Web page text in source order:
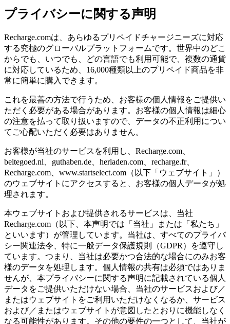
プライバシーに関する声明
Recharge.comは、あらゆるプリペイドチャージニーズに対応
する究極のグローバルプラットフォームです。世界中のどこ
からでも、いつでも、どの言語でも利用可能で、複数の通貨
に対応しているため、16,000種類以上のプリペイド商品を非
常に簡単に購入できます。
これを最善の方法で行うため、お客様の個人情報をご提供い
ただく必要がある場合があります。お客様の個人情報は細心
の注意を払って取り扱いますので、データの不正利用につい
てご心配いただく必要はありません。
お客様が当社のサービスを利用し、Recharge.com、
beltegoed.nl、guthaben.de、herladen.com、recharge.fr、
Recharge.com、www.startselect.com（以下「ウェブサイト」）
のウェブサイトにアクセスすると、お客様の個人データが処
理されます。
本ウェブサイトおよび提供されるサービスは、当社
Recharge.com（以下、本声明では「当社」または「私たち」
といいます）が管理しています。当社は、すべてのプライバ
シー関連法令、特に一般データ保護規則（GDPR）を遵守し
ています。つまり、当社は必要かつ合法的な場合にのみお客
様のデータを処理します。個人情報の共有は必須ではありま
せんが、本プライバシーに関する声明に記載されている個人
データをご提供いただけない場合、当社のサービスおよび／
またはウェブサイトをご利用いただけなくなるか、サービス
および／またはウェブサイトが意図したとおりに機能しなく
なる可能性があります。その他の要件の一つとして、当社が